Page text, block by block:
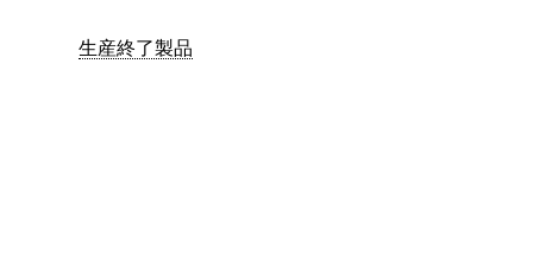
生産終了製品